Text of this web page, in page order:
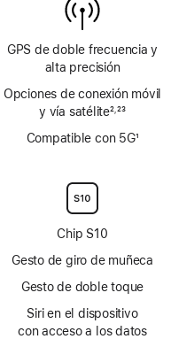
GPS de doble frecuencia y
alta precisión
Opciones de conexión móvil
y vía satélite2,23
Compatible con 5G
página
1
Chip S10
Gesto de giro de muñeca
Gesto de doble toque
Siri en el dispositivo
con acceso a los datos